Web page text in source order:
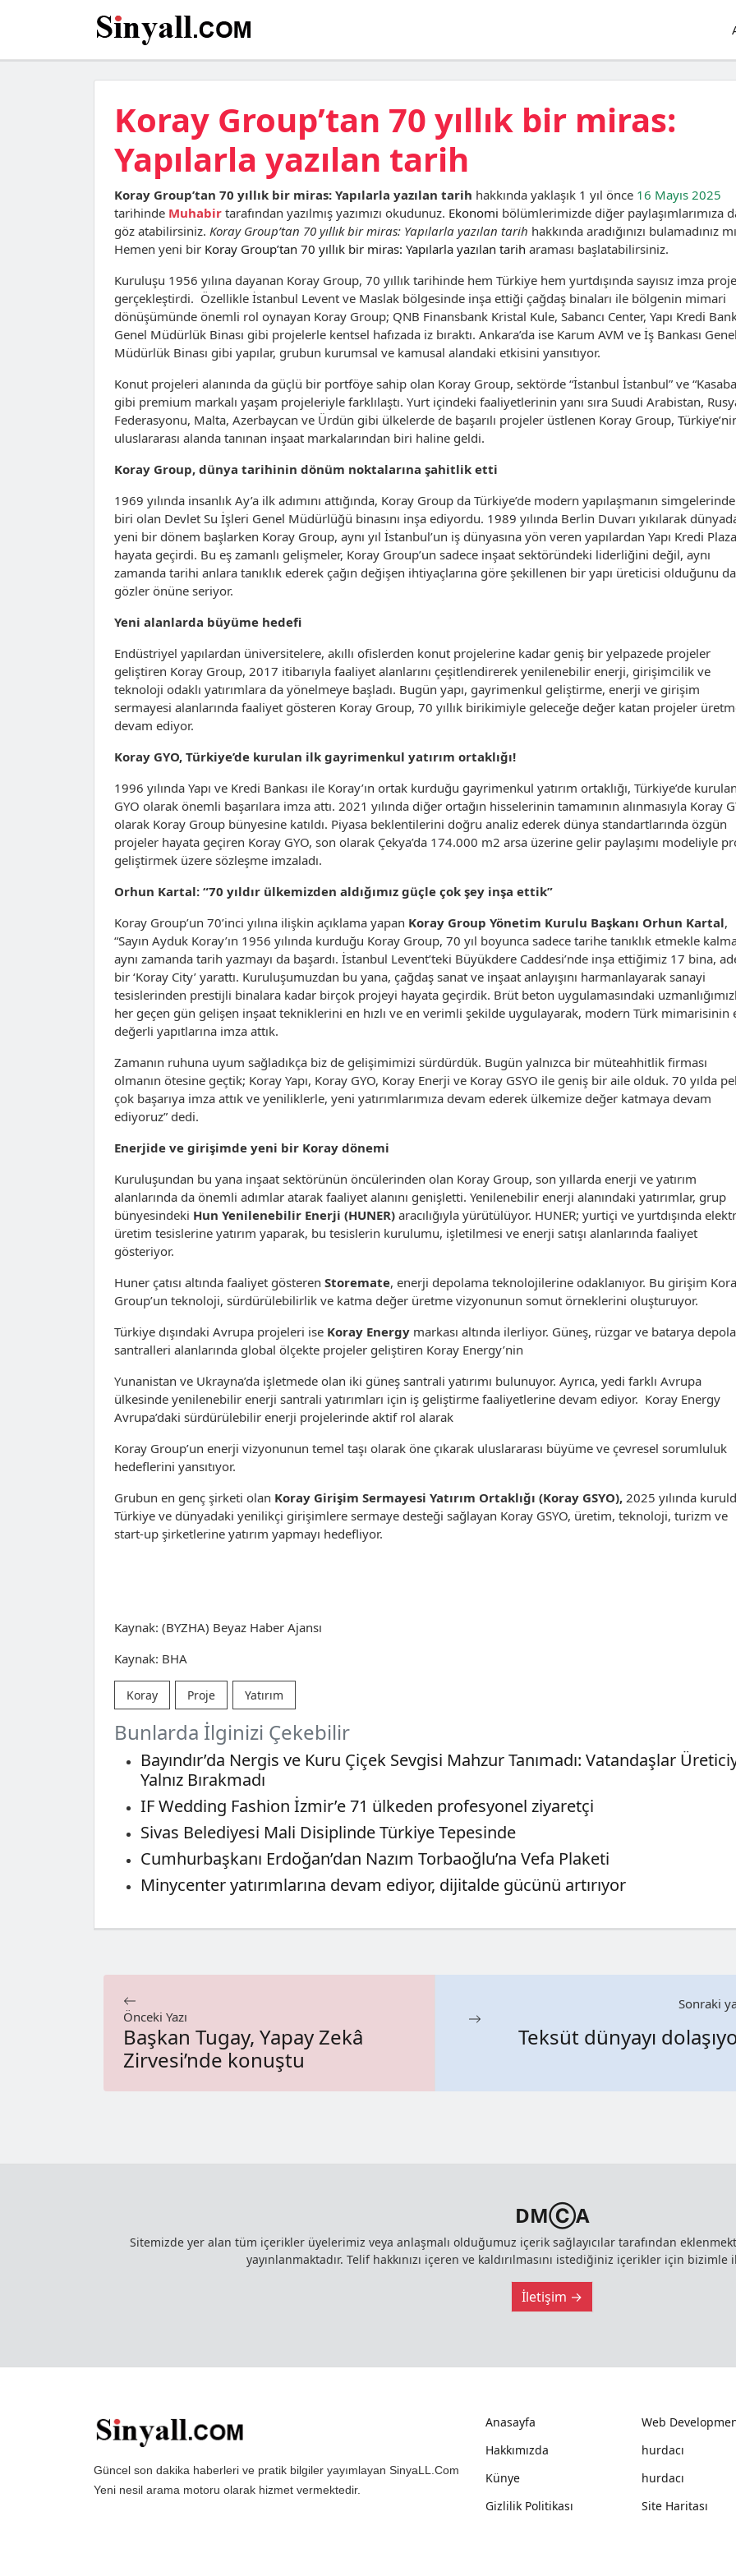
Koray Group’tan 70 yıllık bir miras:
Yapılarla yazılan tarih
Koray Group’tan 70 yıllık bir miras: Yapılarla yazılan tarih hakkında yaklaşık 1 yıl önce 16 Mayıs 2025
tarihinde Muhabir tarafından yazılmış yazımızı okudunuz. Ekonomi bölümlerimizde diğer paylaşımlarımıza
göz atabilirsiniz. Koray Group’tan 70 yıllık bir miras: Yapılarla yazılan tarih hakkında aradığınızı bulamadınız
Hemen yeni bir Koray Group’tan 70 yıllık bir miras: Yapılarla yazılan tarih araması başlatabilirsiniz.
Kuruluşu 1956 yılına dayanan Koray Group, 70 yıllık tarihinde hem Türkiye hem yurtdışında sayısız imza proje
gerçekleştirdi. Özellikle İstanbul Levent ve Maslak bölgesinde inşa ettiği çağdaş binaları ile bölgenin mimari
dönüşümünde önemli rol oynayan Koray Group; QNB Finansbank Kristal Kule, Sabancı Center, Yapı Kredi
Genel Müdürlük Binası gibi projelerle kentsel hafızada iz bıraktı. Ankara’da ise Karum AVM ve İş Bankası
Müdürlük Binası gibi yapılar, grubun kurumsal ve kamusal alandaki etkisini yansıtıyor.
Konut projeleri alanında da güçlü bir portföye sahip olan Koray Group, sektörde “İstanbul İstanbul” ve
gibi premium markalı yaşam projeleriyle farklılaştı. Yurt içindeki faaliyetlerinin yanı sıra Suudi Arabistan,
Federasyonu, Malta, Azerbaycan ve Ürdün gibi ülkelerde de başarılı projeler üstlenen Koray Group,
uluslararası alanda tanınan inşaat markalarından biri haline geldi.
Koray Group, dünya tarihinin dönüm noktalarına şahitlik etti
1969 yılında insanlık Ay’a ilk adımını attığında, Koray Group da Türkiye’de modern yapılaşmanın
biri olan Devlet Su İşleri Genel Müdürlüğü binasını inşa ediyordu. 1989 yılında Berlin Duvarı yıkılarak
yeni bir dönem başlarken Koray Group, aynı yıl İstanbul’un iş dünyasına yön veren yapılardan Yapı Kredi
hayata geçirdi. Bu eş zamanlı gelişmeler, Koray Group’un sadece inşaat sektöründeki liderliğini değil, aynı
zamanda tarihi anlara tanıklık ederek çağın değişen ihtiyaçlarına göre şekillenen bir yapı üreticisi olduğunu da
gözler önüne seriyor.
Yeni alanlarda büyüme hedefi
Endüstriyel yapılardan üniversitelere, akıllı ofislerden konut projelerine kadar geniş bir yelpazede projeler
geliştiren Koray Group, 2017 itibarıyla faaliyet alanlarını çeşitlendirerek yenilenebilir enerji, girişimcilik ve
teknoloji odaklı yatırımlara da yönelmeye başladı. Bugün yapı, gayrimenkul geliştirme, enerji ve girişim
sermayesi alanlarında faaliyet gösteren Koray Group, 70 yıllık birikimiyle geleceğe değer katan projeler
devam ediyor.
Koray GYO, Türkiye’de kurulan ilk gayrimenkul yatırım ortaklığı!
1996 yılında Yapı ve Kredi Bankası ile Koray’ın ortak kurduğu gayrimenkul yatırım ortaklığı, Türkiye’de
GYO olarak önemli başarılara imza attı. 2021 yılında diğer ortağın hisselerinin tamamının alınmasıyla Koray
olarak Koray Group bünyesine katıldı. Piyasa beklentilerini doğru analiz ederek dünya standartlarında özgün
projeler hayata geçiren Koray GYO, son olarak Çekya’da 174.000 m2 arsa üzerine gelir paylaşımı modeliyle
geliştirmek üzere sözleşme imzaladı.
Orhun Kartal: “70 yıldır ülkemizden aldığımız güçle çok şey inşa ettik”
Koray Group’un 70’inci yılına ilişkin açıklama yapan Koray Group Yönetim Kurulu Başkanı Orhun Kartal,
“Sayın Ayduk Koray’ın 1956 yılında kurduğu Koray Group, 70 yıl boyunca sadece tarihe tanıklık etmekle
aynı zamanda tarih yazmayı da başardı. İstanbul Levent’teki Büyükdere Caddesi’nde inşa ettiğimiz 17 bina,
bir ‘Koray City’ yarattı. Kuruluşumuzdan bu yana, çağdaş sanat ve inşaat anlayışını harmanlayarak sanayi
tesislerinden prestijli binalara kadar birçok projeyi hayata geçirdik. Brüt beton uygulamasındaki
her geçen gün gelişen inşaat tekniklerini en hızlı ve en verimli şekilde uygulayarak, modern Türk mimarisinin
değerli yapıtlarına imza attık.
Zamanın ruhuna uyum sağladıkça biz de gelişimimizi sürdürdük. Bugün yalnızca bir müteahhitlik firması
olmanın ötesine geçtik; Koray Yapı, Koray GYO, Koray Enerji ve Koray GSYO ile geniş bir aile olduk. 70 yılda
çok başarıya imza attık ve yeniliklerle, yeni yatırımlarımıza devam ederek ülkemize değer katmaya devam
ediyoruz” dedi.
Enerjide ve girişimde yeni bir Koray dönemi
Kuruluşundan bu yana inşaat sektörünün öncülerinden olan Koray Group, son yıllarda enerji ve yatırım
alanlarında da önemli adımlar atarak faaliyet alanını genişletti. Yenilenebilir enerji alanındaki yatırımlar, grup
bünyesindeki Hun Yenilenebilir Enerji (HUNER) aracılığıyla yürütülüyor. HUNER; yurtiçi ve yurtdışında
üretim tesislerine yatırım yaparak, bu tesislerin kurulumu, işletilmesi ve enerji satışı alanlarında faaliyet
gösteriyor.
Huner çatısı altında faaliyet gösteren Storemate, enerji depolama teknolojilerine odaklanıyor. Bu girişim
Group’un teknoloji, sürdürülebilirlik ve katma değer üretme vizyonunun somut örneklerini oluşturuyor.
Türkiye dışındaki Avrupa projeleri ise Koray Energy markası altında ilerliyor. Güneş, rüzgar ve batarya
santralleri alanlarında global ölçekte projeler geliştiren Koray Energy’nin
Yunanistan ve Ukrayna’da işletmede olan iki güneş santrali yatırımı bulunuyor. Ayrıca, yedi farklı Avrupa
ülkesinde yenilenebilir enerji santrali yatırımları için iş geliştirme faaliyetlerine devam ediyor. Koray Energy
Avrupa’daki sürdürülebilir enerji projelerinde aktif rol alarak
Koray Group’un enerji vizyonunun temel taşı olarak öne çıkarak uluslararası büyüme ve çevresel sorumluluk
hedeflerini yansıtıyor.
Grubun en genç şirketi olan Koray Girişim Sermayesi Yatırım Ortaklığı (Koray GSYO), 2025 yılında
Türkiye ve dünyadaki yenilikçi girişimlere sermaye desteği sağlayan Koray GSYO, üretim, teknoloji, turizm ve
start-up şirketlerine yatırım yapmayı hedefliyor.
Kaynak: (BYZHA) Beyaz Haber Ajansı
Kaynak: BHA
Koray Proje Yatırım
Bunlarda İlginizi Çekebilir
Bayındır’da Nergis ve Kuru Çiçek Sevgisi Mahzur Tanımadı: Vatandaşlar
Yalnız Bırakmadı
IF Wedding Fashion İzmir’e 71 ülkeden profesyonel ziyaretçi
Sivas Belediyesi Mali Disiplinde Türkiye Tepesinde
Cumhurbaşkanı Erdoğan’dan Nazım Torbaoğlu’na Vefa Plaketi
Minycenter yatırımlarına devam ediyor, dijitalde gücünü artırıyor
Önceki Yazı
Başkan Tugay, Yapay Zekâ
Zirvesi’nde konuştu
Sonraki
Teksüt dünyayı
DMⒸA
Sitemizde yer alan tüm içerikler üyelerimiz veya anlaşmalı olduğumuz içerik sağlayıcılar tarafından
yayınlanmaktadır. Telif hakkınızı içeren ve kaldırılmasını istediğiniz içerikler için
İletişim →
Güncel son dakika haberleri ve pratik bilgiler yayımlayan SinyaLL.Com
Yeni nesil arama motoru olarak hizmet vermektedir.
Anasayfa
Hakkımızda
Künye
Gizlilik Politikası
Web
hurdacı
hurdacı
Site Haritası